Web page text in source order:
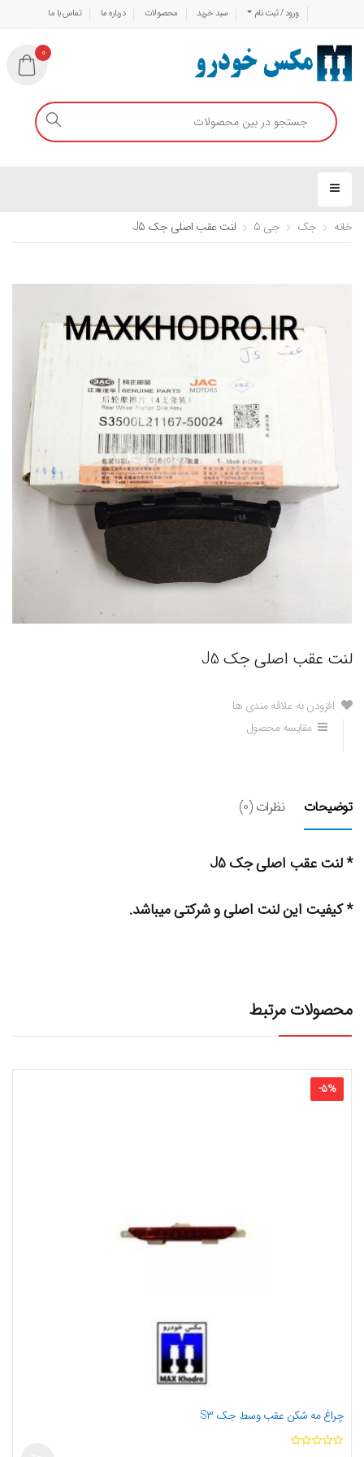
ورود / ثبت نام سبد خرید محصولات درباره ما تماس با ما
0
خانه جک جی 5 لنت عقب اصلی جک J5
لنت عقب اصلی جک J5
افزودن به علاقه مندی ها
مقایسه محصول
توضیحات نظرات (0)
* لنت عقب اصلی جک J5
* کیفیت این لنت اصلی و شرکتی میباشد.
محصولات مرتبط
-5%
چراغ مه شکن عقب وسط جک S3